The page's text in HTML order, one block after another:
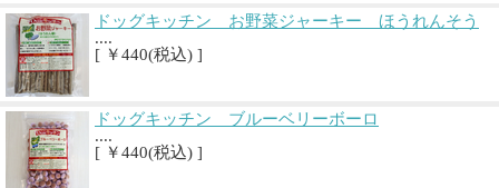
ドッグキッチン お野菜ジャーキー ほうれんそう
....
[ ￥440(税込) ]
ドッグキッチン ブルーベリーボーロ
....
[ ￥440(税込) ]